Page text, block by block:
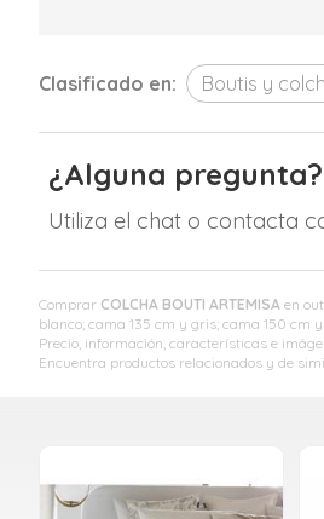
Comprar COLCHA BOUTI ARTEMISA en
blanco; cama 135 cm y gris; cama 150 cm y
Precio, información, características e
Encuentra productos relacionados y de
Clasificado en: Boutis y
¿Alguna pregunta?
Utiliza el chat o contacta